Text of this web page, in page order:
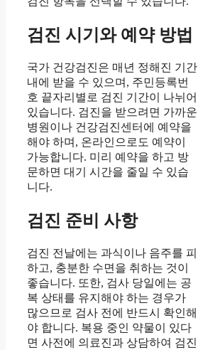
검진 시기와 예약 방법
국가 건강검진은 매년 정해진 기간
내에 받을 수 있으며, 주민등록번
호 끝자리별로 검진 기간이 나뉘어
있습니다. 검진을 받으려면 가까운
병원이나 건강검진센터에 예약을
해야 하며, 온라인으로도 예약이
가능합니다. 미리 예약을 하고 방
문하면 대기 시간을 줄일 수 있습
니다.
검진 준비 사항
검진 전날에는 과식이나 음주를 피
하고, 충분한 수면을 취하는 것이
좋습니다. 또한, 검사 당일에는 공
복 상태를 유지해야 하는 경우가
많으므로 검사 전에 반드시 확인해
야 합니다. 복용 중인 약물이 있다
면 사전에 의료진과 상담하여 검진